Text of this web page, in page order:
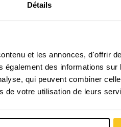
Détails
et les annonces, d'offrir
des informations
qui peuvent combiner
de votre utilisation de leurs
de la